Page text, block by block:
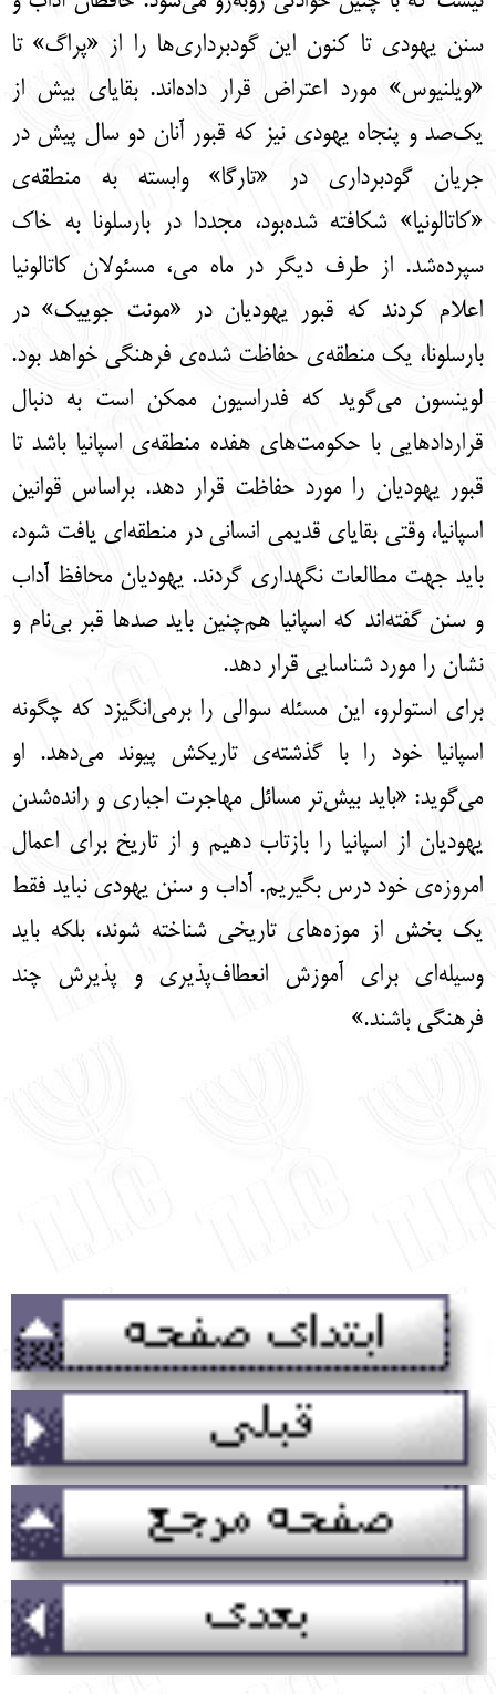
سنن یهودی تا کنون این گودبرداری‌ها را از «پراگ» تا
«ویلنیوس» مورد اعتراض قرار داده‌اند. بقایای بیش از
یک‌صد و پنجاه یهودی نیز که قبور آنان دو سال پیش در
جریان گودبرداری در «تارگا» وابسته به منطقه‌ی
«کاتالونیا» شکافته شده‌بود، مجددا در بارسلونا به خاک
سپرده‌شد. از طرف دیگر در ماه می، مسئولان کاتالونیا
اعلام کردند که قبور یهودیان در «مونت جوییک» در
بارسلونا، یک منطقه‌ی حفاظت شده‌ی فرهنگی خواهد بود.
لوینسون می‌گوید که فدراسیون ممکن است به دنبال
قراردادهایی با حکومت‌های هفده منطقه‌ی اسپانیا باشد تا
قبور یهودیان را مورد حفاظت قرار دهد. براساس قوانین
اسپانیا، وقتی بقایای قدیمی انسانی در منطقه‌ای یافت شود،
باید جهت مطالعات نگهداری گردند. یهودیان محافظ آداب
و سنن گفته‌اند که اسپانیا هم‌چنین باید صد‌ها قبر بی‌نام و
نشان را مورد شناسایی قرار دهد.
برای استولرو، این مسئله سوالی را برمی‌انگیزد که چگونه
اسپانیا خود را با گذشته‌ی تاریکش پیوند می‌دهد. او
می‌گوید: «باید بیش‌تر مسائل مهاجرت اجباری و رانده‌شدن
یهودیان از اسپانیا را بازتاب دهیم و از تاریخ برای اعمال
امروزه‌ی خود درس بگیریم. آداب و سنن یهودی نباید فقط
یک بخش از موزه‌های تاریخی شناخته شوند، بلکه باید
وسیله‌ای برای آموزش انعطاف‌پذیری و پذیرش چند
فرهنگی باشند.»